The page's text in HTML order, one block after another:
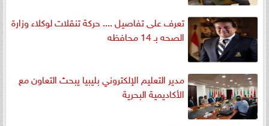
تعرف على تفاصيل .... حركة تنقلات لوكلاء وزارة
الصحه بـ 14 محافظه
مدير التعليم الإلكتروني بليبيا يبحث التعاون مع
الأكاديمية البحرية